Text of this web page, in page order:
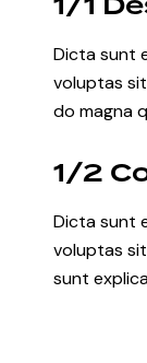
Dicta sunt
voluptas
do magna
1/2
Dicta sunt
voluptas
sunt